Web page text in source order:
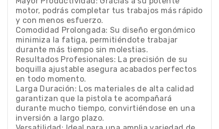
motor, podrás completar tus trabajos más rápido
y con menos esfuerzo.
Comodidad Prolongada: Su diseño ergonómico
minimiza la fatiga, permitiéndote trabajar
durante más tiempo sin molestias.
Resultados Profesionales: La precisión de su
boquilla ajustable asegura acabados perfectos
en todo momento.
Larga Duración: Los materiales de alta calidad
garantizan que la pistola te acompañará
durante mucho tiempo, convirtiéndose en una
inversión a largo plazo.